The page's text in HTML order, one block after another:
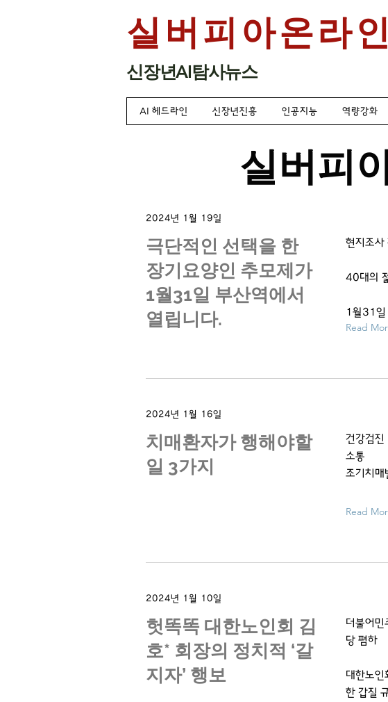
실버피아온라인
​신장년AI탐사뉴스
AI 헤드라인 신장년진흥 인공지능 역량강화
2024년 1월 19일
극단적인 선택을 한
장기요양인 추모제가
1월31일 부산역에서
열립니다.
현지조사
40대의
1월31일
Read
2024년 1월 16일
치매환자가 행해야할
일 3가지
건강검진
소통
조기치매
Read
2024년 1월 10일
헛똑똑 대한노인회 김
호* 회장의 정치적 ‘갈
지자’ 행보
더불어민
당 폄하
대한노
한 갑질
실버피